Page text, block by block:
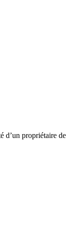
d’un propriétaire de